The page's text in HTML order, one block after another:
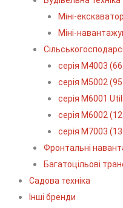
Міні-
Міні-
серія М4003
серія М5002
серія M6001
серія М6002
серія М7003
Фронтальні
Багатоцільові
Садова техніка
Інші бренди